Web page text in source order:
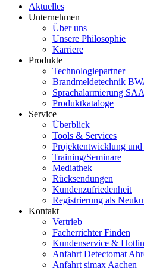
Aktuelles
Unternehmen
Über uns
Unsere Philosophie
Karriere
Produkte
Technologiepartner
Brandmeldetechnik
Sprachalarmierung
Produktkataloge
Service
Überblick
Tools & Services
Projektentwicklung und
Training/Seminare
Mediathek
Rücksendungen
Kundenzufriedenheit
Registrierung als
Kontakt
Vertrieb
Facherrichter Finden
Kundenservice &
Anfahrt Detectomat
Anfahrt simax Aachen